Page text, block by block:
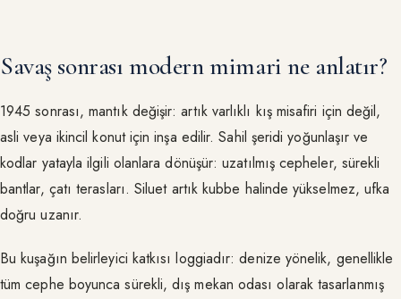
Savaş sonrası modern mimari ne anlatır?
1945 sonrası, mantık değişir: artık varlıklı kış misafiri için değil,
asli veya ikincil konut için inşa edilir. Sahil şeridi yoğunlaşır ve
kodlar yatayla ilgili olanlara dönüşür: uzatılmış cepheler, sürekli
bantlar, çatı terasları. Siluet artık kubbe halinde yükselmez, ufka
doğru uzanır.
Bu kuşağın belirleyici katkısı loggiadır: denize yönelik, genellikle
tüm cephe boyunca sürekli, dış mekan odası olarak tasarlanmış